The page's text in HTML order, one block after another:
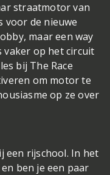
straatmotor van
voor de nieuwe
maar een way
vaker op het circuit
bij The Race
om motor te
op ze over
een rijschool. In het
ben je een paar